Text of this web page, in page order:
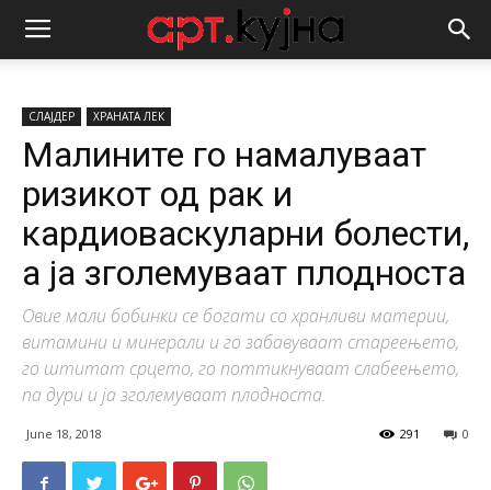
СЛАЈДЕР ХРАНАТА ЛЕК
Малините го намалуваат
ризикот од рак и
кардиоваскуларни болести,
а ја зголемуваат плодноста
Овие мали бобинки се богати со хранливи материи,
витамини и минерали и го забавуваат стареењето,
го штитат срцето, го поттикнуваат слабеењето,
па дури и ја зголемуваат плодноста.
June 18, 2018 0
291